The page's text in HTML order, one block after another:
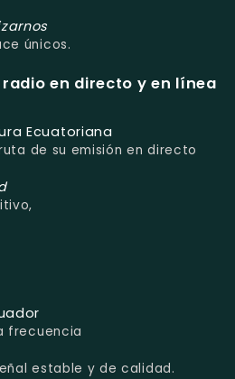
únicos.
en directo y en línea
Ecuatoriana
de su emisión en directo
frecuencia
estable y de calidad.